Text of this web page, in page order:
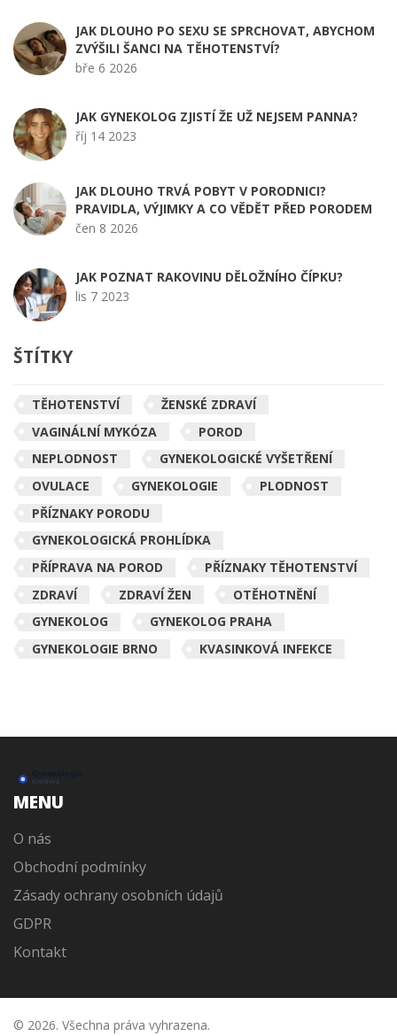
JAK DLOUHO PO SEXU SE SPRCHOVAT, ABYCHOM
ZVÝŠILI ŠANCI NA TĚHOTENSTVÍ?
bře 6 2026
JAK GYNEKOLOG ZJISTÍ ŽE UŽ NEJSEM PANNA?
říj 14 2023
JAK DLOUHO TRVÁ POBYT V PORODNICI?
PRAVIDLA, VÝJIMKY A CO VĚDĚT PŘED PORODEM
čen 8 2026
JAK POZNAT RAKOVINU DĚLOŽNÍHO ČÍPKU?
lis 7 2023
ŠTÍTKY
TĚHOTENSTVÍ
ŽENSKÉ ZDRAVÍ
VAGINÁLNÍ MYKÓZA
POROD
NEPLODNOST
GYNEKOLOGICKÉ VYŠETŘENÍ
OVULACE
GYNEKOLOGIE
PLODNOST
PŘÍZNAKY PORODU
GYNEKOLOGICKÁ PROHLÍDKA
PŘÍPRAVA NA POROD
PŘÍZNAKY TĚHOTENSTVÍ
ZDRAVÍ
ZDRAVÍ ŽEN
OTĚHOTNĚNÍ
GYNEKOLOG
GYNEKOLOG PRAHA
GYNEKOLOGIE BRNO
KVASINKOVÁ INFEKCE
MENU
O nás
Obchodní podmínky
Zásady ochrany osobních údajů
GDPR
Kontakt
© 2026. Všechna práva vyhrazena.